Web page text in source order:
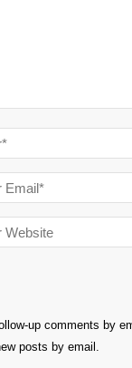
up comments by
posts by email.